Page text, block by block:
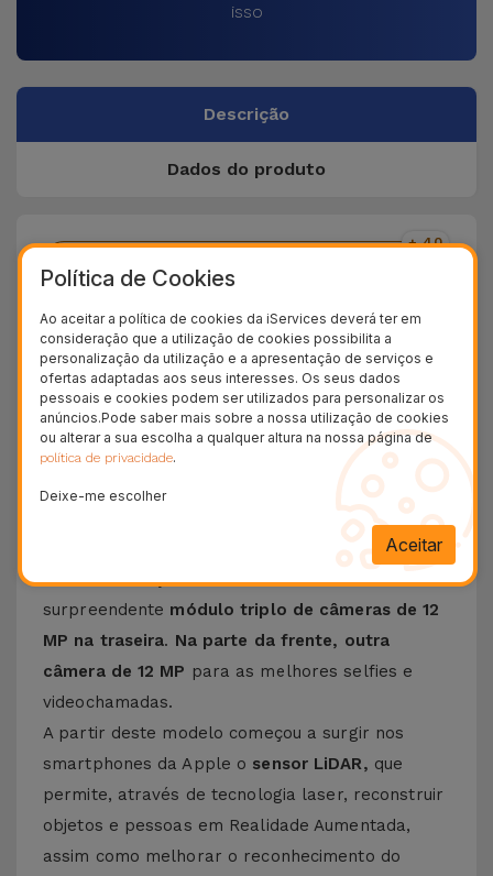
isso
Descrição
Dados do produto
+ 40
Clientes satisfeitos
Garantia Duradoura
36 Meses
Entrega Grátis
24H
Conheça o iPhone 12 Pro
com uma
moldura de aço inoxidável brilhantee um
surpreendente módulo triplo de câmeras de 12
MP na traseira. Na parte da frente, outra
câmera de 12 MP para as melhores selfies e
videochamadas.
A partir deste modelo começou a surgir nos
smartphones da Apple o sensor LiDAR, que
permite, através de tecnologia laser, reconstruir
objetos e pessoas em Realidade Aumentada,
assim como melhorar o reconhecimento do
Política de Cookies
Ao aceitar a política de cookies da iServices deverá ter em
consideração que a utilização de cookies possibilita a
personalização da utilização e a apresentação de serviços e
ofertas adaptadas aos seus interesses. Os seus dados
pessoais e cookies podem ser utilizados para personalizar os
anúncios.Pode saber mais sobre a nossa utilização de cookies
ou alterar a sua escolha a qualquer altura na nossa página de
política de privacidade.
Deixe-me escolher
Aceitar